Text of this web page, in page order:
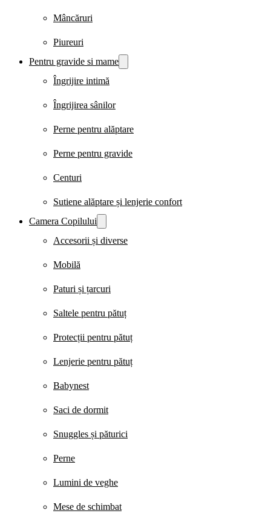
Mâncăruri
Piureuri
Pentru gravide si mame
Îngrijire intimă
Îngrijirea sânilor
Perne pentru alăptare
Perne pentru gravide
Centuri
Sutiene alăptare și lenjerie confort
Camera Copilului
Accesorii și diverse
Mobilă
Paturi și țarcuri
Saltele pentru pătuț
Protecții pentru pătuț
Lenjerie pentru pătuț
Babynest
Saci de dormit
Snuggles și păturici
Perne
Lumini de veghe
Mese de schimbat